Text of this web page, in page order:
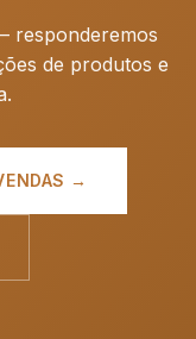
responderemos
de produtos e
→